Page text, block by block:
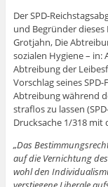
Der SPD-
und Begründer dieses
Grotjahn, Die
sozialen Hygiene – in:
Abtreibung der
Vorschlag seines
Abtreibung während
straflos zu lassen
Drucksache 1/318 mit
„Das
auf die Vernichtung
wohl den